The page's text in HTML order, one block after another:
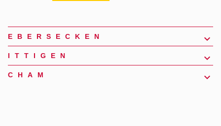
EBERSECKEN
ITTIGEN
CHAM